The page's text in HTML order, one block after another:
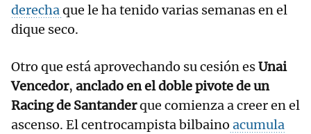
derechaque le ha tenido varias semanas en el
dique seco.
Otro que está aprovechando su cesión esUnai
Vencedor, anclado en el doble pivote de un
Racing de Santanderque comienza a creer en el
ascenso. El centrocampista bilbaino acumula